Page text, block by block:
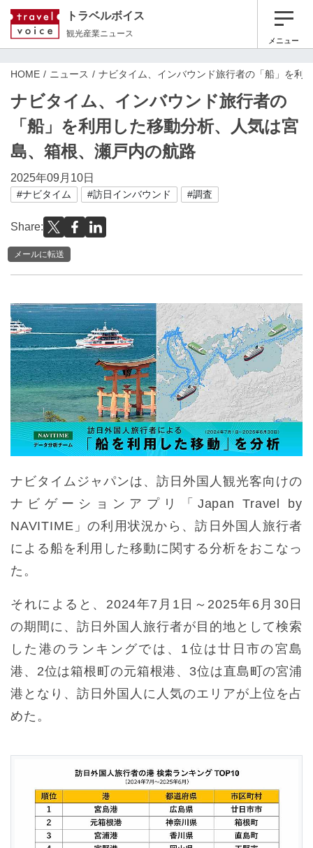
トラベルボイス
観光産業ニュース
メニュー
HOME ニュース ナビタイム、インバウンド旅行者の「船」を利
ナビタイム、インバウンド旅行者の
「船」を利用した移動分析、人気は宮
島、箱根、瀬戸内の航路
2025年09月10日
#ナビタイム #訪日インバウンド #調査
Share:
メールに転送
ナビタイムジャパンは、訪日外国人観光客向けの
ナビゲーションアプリ「Japan Travel by
NAVITIME」の利用状況から、訪日外国人旅行者
による船を利用した移動に関する分析をおこなっ
た。
それによると、2024年7月1日～2025年6月30日
の期間に、訪日外国人旅行者が目的地として検索
した港のランキングでは、1位は廿日市の宮島
港、2位は箱根町の元箱根港、3位は直島町の宮浦
港となり、訪日外国人に人気のエリアが上位を占
めた。